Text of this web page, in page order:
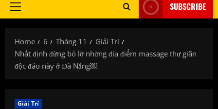
Primary
SUBSCRIBE
Home 6 Tháng 11
Giải Trí
Nhất định đừng bỏ lỡ những địa điểm massage thư giãn
độc đáo này ở Đà Nẵng￼
Giải Trí